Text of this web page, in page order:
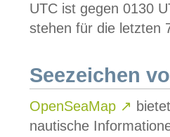
UTC ist gegen 0130
stehen für die letzten
Seezeichen
OpenSeaMap ↗
nautische